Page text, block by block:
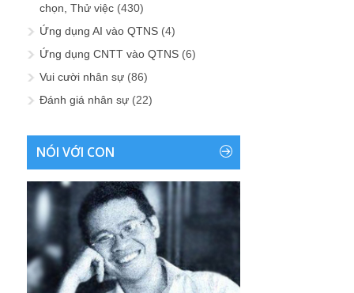
chọn, Thử việc (430)
Ứng dụng AI vào QTNS (4)
Ứng dụng CNTT vào QTNS (6)
Vui cười nhân sự (86)
Đánh giá nhân sự (22)
NÓI VỚI CON